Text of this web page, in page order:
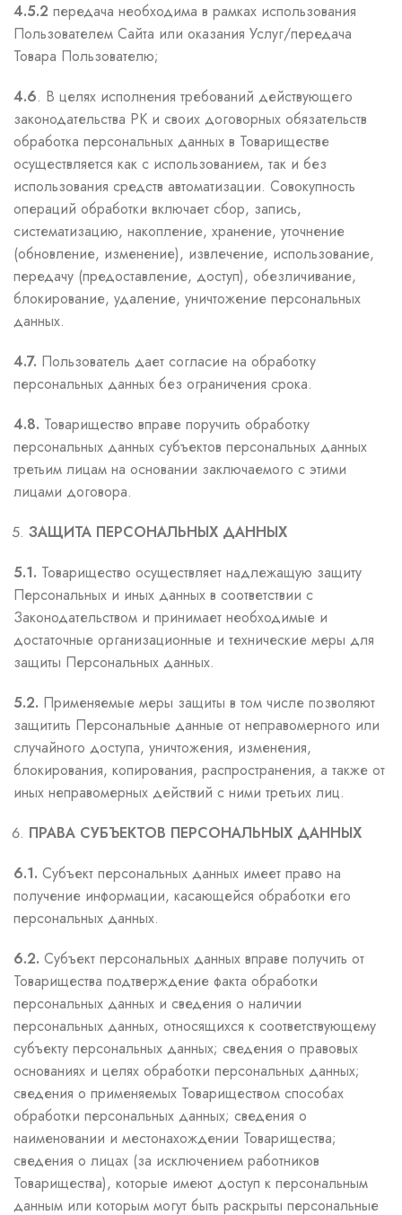
4.5.2 передача необходима в рамках использования
Пользователем Сайта или оказания Услуг/передача
Товара Пользователю;
4.6. В целях исполнения требований действующего
законодательства РК и своих договорных обязательств
обработка персональных данных в Товариществе
осуществляется как с использованием, так и без
использования средств автоматизации. Совокупность
операций обработки включает сбор, запись,
систематизацию, накопление, хранение, уточнение
(обновление, изменение), извлечение, использование,
передачу (предоставление, доступ), обезличивание,
блокирование, удаление, уничтожение персональных
данных.
4.7. Пользователь дает согласие на обработку
персональных данных без ограничения срока.
4.8. Товарищество вправе поручить обработку
персональных данных субъектов персональных данных
третьим лицам на основании заключаемого с этими
лицами договора.
ЗАЩИТА ПЕРСОНАЛЬНЫХ ДАННЫХ
5.1. Товарищество осуществляет надлежащую защиту
Персональных и иных данных в соответствии с
Законодательством и принимает необходимые и
достаточные организационные и технические меры для
защиты Персональных данных.
5.2. Применяемые меры защиты в том числе позволяют
защитить Персональные данные от неправомерного или
случайного доступа, уничтожения, изменения,
блокирования, копирования, распространения, а также от
иных неправомерных действий с ними третьих лиц.
ПРАВА СУБЪЕКТОВ ПЕРСОНАЛЬНЫХ ДАННЫХ
6.1. Субъект персональных данных имеет право на
получение информации, касающейся обработки его
персональных данных.
6.2. Субъект персональных данных вправе получить от
Товарищества подтверждение факта обработки
персональных данных и сведения о наличии
персональных данных, относящихся к соответствующему
субъекту персональных данных; сведения о правовых
основаниях и целях обработки персональных данных;
сведения о применяемых Товариществом способах
обработки персональных данных; сведения о
наименовании и местонахождении Товарищества;
сведения о лицах (за исключением работников
Товарищества), которые имеют доступ к персональным
данным или которым могут быть раскрыты персональные